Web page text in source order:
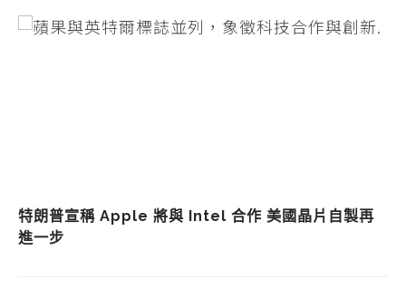
特朗普宣稱 Apple 將與 Intel 合作 美國晶片自製再
進一步